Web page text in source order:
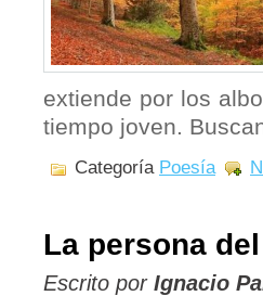
extiende por los
tiempo joven.
Categoría Poesía
La persona
Escrito por Ignacio